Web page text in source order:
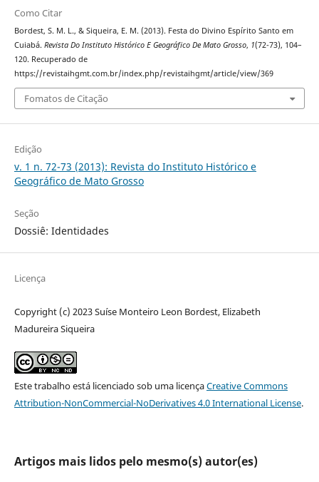
Como Citar
Bordest, S. M. L., & Siqueira, E. M. (2013). Festa do Divino Espírito Santo em
Cuiabá. Revista Do Instituto Histórico E Geográfico De Mato Grosso, 1(72-73), 104–
120. Recuperado de
https://revistaihgmt.com.br/index.php/revistaihgmt/article/view/369
Fomatos de Citação
Edição
v. 1 n. 72-73 (2013): Revista do Instituto Histórico e
Geográfico de Mato Grosso
Seção
Dossiê: Identidades
Licença
Copyright (c) 2023 Suíse Monteiro Leon Bordest, Elizabeth
Madureira Siqueira
Este trabalho está licenciado sob uma licençaCreative Commons
Attribution-NonCommercial-NoDerivatives 4.0 International License.
Artigos mais lidos pelo mesmo(s) autor(es)